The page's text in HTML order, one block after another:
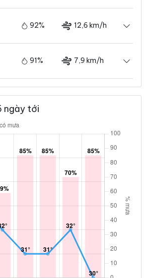
92% 12,6 km/h
91% 7,9 km/h
ngày tới